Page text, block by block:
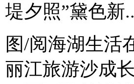
堤夕照”黛色新
图/阅海湖生活
丽江旅游沙成